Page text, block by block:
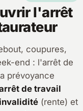
l'arrêt
coupures,
end : l'arrêt de
prévoyance
de travail
invalidité(rente) et